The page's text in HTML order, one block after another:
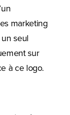
marketing
seul
sur
à ce logo.